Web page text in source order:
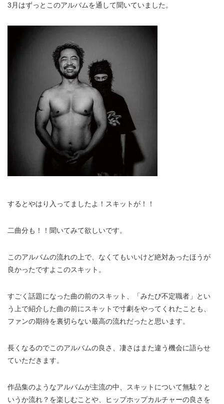
3月はずっとこのアルバムを通して聞いていました。
するとやはり入ってましたよ！スキットが！！
二曲分も！！聞いてみて欲しいです。
このアルバムの流れの上で、なくてもいいけど絶対あったほうが
良かったですよこのスキット。
すごく話題になった曲の前のスキット、「みたび不定職者」とい
う上で紹介した曲の前にスキットで寸劇をやってくれたことも、
ファンの期待を裏切らない最高の流れだったと思います。
長くなるのでこのアルバムの良さ、凄さはまた違う機会に語らせ
ていただきます。
作品集のようなアルバムが主流の中、スキットについて無駄？と
いうか流れ？を楽しむことや、ヒップホップカルチャーの良さを